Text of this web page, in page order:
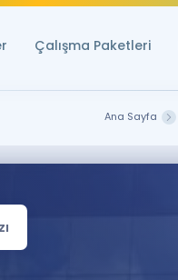
Çalışma Paketleri
Ana Sayfa